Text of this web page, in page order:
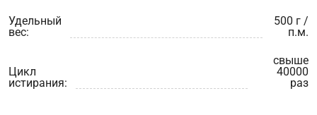
Удельный
вес:
500 г /
п.м.
Цикл
истирания:
свыше
40000
раз